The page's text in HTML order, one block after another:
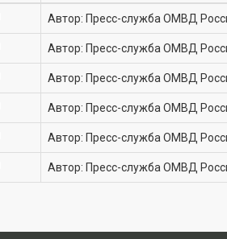
Автор: Пресс-служба ОМВД
Автор: Пресс-служба ОМВД
Автор: Пресс-служба ОМВД
Автор: Пресс-служба ОМВД
Автор: Пресс-служба ОМВД
Автор: Пресс-служба ОМВД